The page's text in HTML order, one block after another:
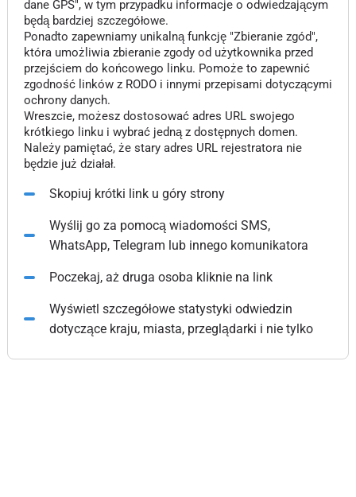
dane GPS", w tym przypadku informacje o odwiedzającym
będą bardziej szczegółowe.
Ponadto zapewniamy unikalną funkcję "Zbieranie zgód",
która umożliwia zbieranie zgody od użytkownika przed
przejściem do końcowego linku. Pomoże to zapewnić
zgodność linków z RODO i innymi przepisami dotyczącymi
ochrony danych.
Wreszcie, możesz dostosować adres URL swojego
krótkiego linku i wybrać jedną z dostępnych domen.
Należy pamiętać, że stary adres URL rejestratora nie
będzie już działał.
Skopiuj krótki link u góry strony
Wyślij go za pomocą wiadomości SMS,
WhatsApp, Telegram lub innego komunikatora
Poczekaj, aż druga osoba kliknie na link
Wyświetl szczegółowe statystyki odwiedzin
dotyczące kraju, miasta, przeglądarki i nie tylko